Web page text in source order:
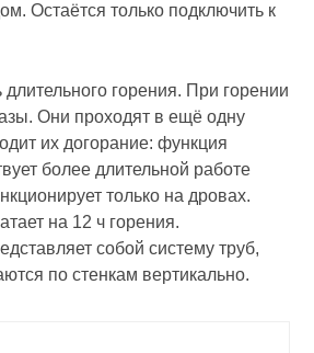
Остаётся только подключить к
длительного горения. При горении
Они проходят в ещё одну
их догорание: функция
более длительной работе
только на дровах.
на 12 ч горения.
собой систему труб,
по стенкам вертикально.